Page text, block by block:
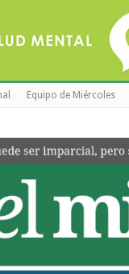
Equipo de Miércoles